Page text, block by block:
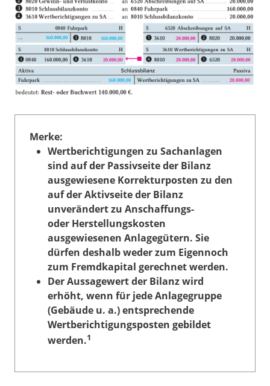
Merke:
Wertberichtigungen zu Sachanlagen
sind auf der Passivseite der Bilanz
ausgewiesene Korrekturposten zu den
auf der Aktivseite der Bilanz
unverändert zu Anschaffungs-
oder Herstellungskosten
ausgewiesenen Anlagegütern. Sie
dürfen deshalb weder zum Eigennoch
zum Fremdkapital gerechnet werden.
Der Aussagewert der Bilanz wird
erhöht, wenn für jede Anlagegruppe
(Gebäude u. a.) entsprechende
Wertberichtigungsposten gebildet
werden.1